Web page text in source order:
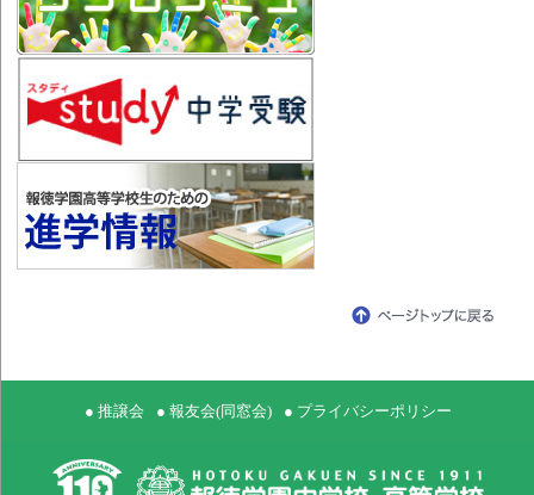
● 推譲会 ● 報友会(同窓会) ● プライバシーポリシー